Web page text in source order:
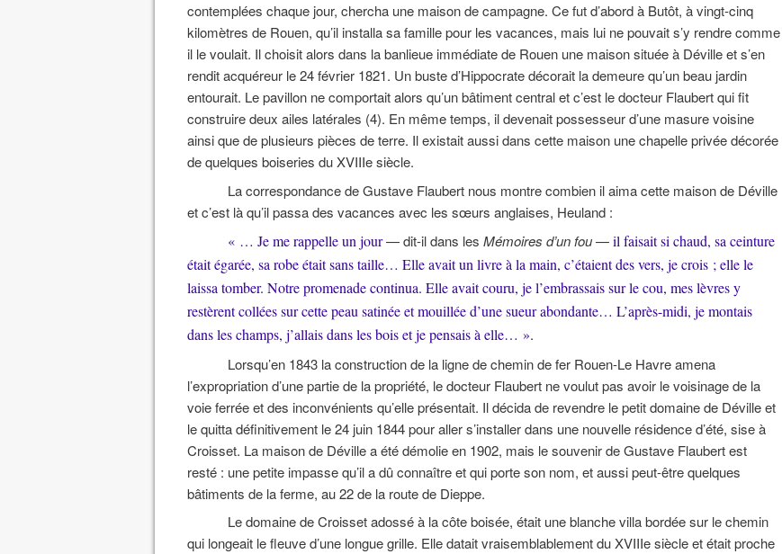
contemplées chaque jour, chercha une maison de campagne. Ce fut d’abord à Butôt, à vingt-cinq
kilomètres de Rouen, qu’il installa sa famille pour les vacances, mais lui ne pouvait s’y rendre comme
il le voulait. Il choisit alors dans la banlieue immédiate de Rouen une maison située à Déville et s’en
rendit acquéreur le 24 février 1821. Un buste d’Hippocrate décorait la demeure qu’un beau jardin
entourait. Le pavillon ne comportait alors qu’un bâtiment central et c’est le docteur Flaubert qui fit
construire deux ailes latérales (4). En même temps, il devenait possesseur d’une masure voisine
ainsi que de plusieurs pièces de terre. Il existait aussi dans cette maison une chapelle privée décorée
de quelques boiseries du XVIIIe siècle.
La correspondance de Gustave Flaubert nous montre combien il aima cette maison de Déville
et c’est là qu’il passa des vacances avec les sœurs anglaises, Heuland :
« … Je me rappelle un jour— dit-il dans les Mémoires d’un fou—il faisait si chaud, sa ceinture
était égarée, sa robe était sans taille… Elle avait un livre à la main, c’étaient des vers, je crois ; elle le
laissa tomber. Notre promenade continua. Elle avait couru, je l’embrassais sur le cou, mes lèvres y
restèrent collées sur cette peau satinée et mouillée d’une sueur abondante… L’après-midi, je montais
dans les champs, j’allais dans les bois et je pensais à elle… ».
Lorsqu’en 1843 la construction de la ligne de chemin de fer Rouen-Le Havre amena
l’expropriation d’une partie de la propriété, le docteur Flaubert ne voulut pas avoir le voisinage de la
voie ferrée et des inconvénients qu’elle présentait. Il décida de revendre le petit domaine de Déville et
le quitta définitivement le 24 juin 1844 pour aller s’installer dans une nouvelle résidence d’été, sise à
Croisset. La maison de Déville a été démolie en 1902, mais le souvenir de Gustave Flaubert est
resté : une petite impasse qu’il a dû connaître et qui porte son nom, et aussi peut-être quelques
bâtiments de la ferme, au 22 de la route de Dieppe.
Le domaine de Croisset adossé à la côte boisée, était une blanche villa bordée sur le chemin
qui longeait le fleuve d’une longue grille. Elle datait vraisemblablement du XVIIIe siècle et était proche